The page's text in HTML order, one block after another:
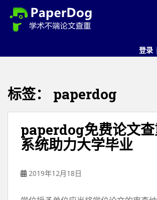
登录
标签： paperdog
paperdog免费论文查
系统助力大学毕业
2019年12月18日